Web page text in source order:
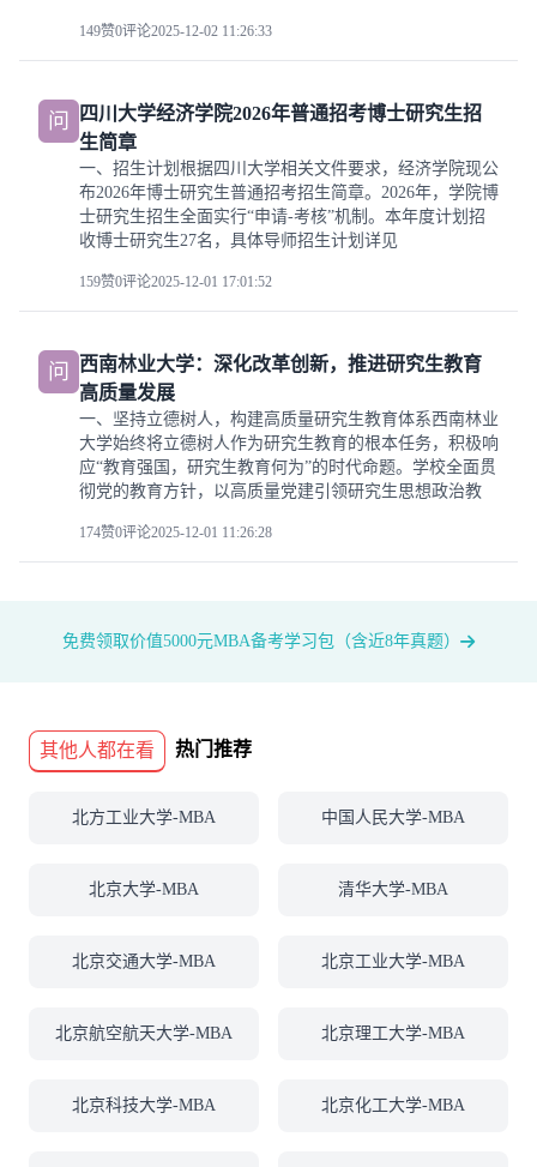
149赞0评论2025-12-02 11:26:33
问
四川大学经济学院2026年普通招考博士研究生招
生简章
一、招生计划根据四川大学相关文件要求，经济学院现公
布2026年博士研究生普通招考招生简章。2026年，学院博
士研究生招生全面实行“申请-考核”机制。本年度计划招
收博士研究生27名，具体导师招生计划详见
159赞0评论2025-12-01 17:01:52
问
西南林业大学：深化改革创新，推进研究生教育
高质量发展
一、坚持立德树人，构建高质量研究生教育体系西南林业
大学始终将立德树人作为研究生教育的根本任务，积极响
应“教育强国，研究生教育何为”的时代命题。学校全面贯
彻党的教育方针，以高质量党建引领研究生思想政治教
174赞0评论2025-12-01 11:26:28
免费领取价值5000元MBA备考学习包（含近8年真题）
其他人都在看 热门推荐
北方工业大学-MBA 中国人民大学-MBA
北京大学-MBA 清华大学-MBA
北京交通大学-MBA 北京工业大学-MBA
北京航空航天大学-MBA 北京理工大学-MBA
北京科技大学-MBA 北京化工大学-MBA